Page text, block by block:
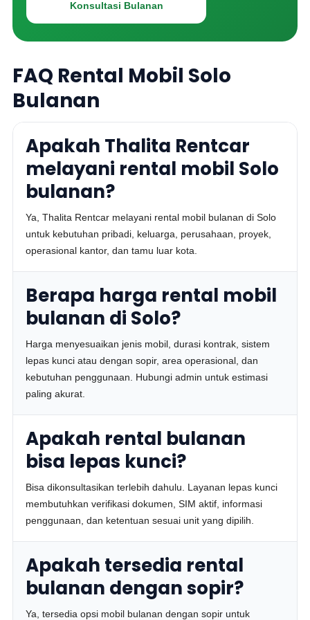
Konsultasi Bulanan
FAQ Rental Mobil Solo
Bulanan
Apakah Thalita Rentcar
melayani rental mobil Solo
bulanan?
Ya, Thalita Rentcar melayani rental mobil bulanan di Solo
untuk kebutuhan pribadi, keluarga, perusahaan, proyek,
operasional kantor, dan tamu luar kota.
Berapa harga rental mobil
bulanan di Solo?
Harga menyesuaikan jenis mobil, durasi kontrak, sistem
lepas kunci atau dengan sopir, area operasional, dan
kebutuhan penggunaan. Hubungi admin untuk estimasi
paling akurat.
Apakah rental bulanan
bisa lepas kunci?
Bisa dikonsultasikan terlebih dahulu. Layanan lepas kunci
membutuhkan verifikasi dokumen, SIM aktif, informasi
penggunaan, dan ketentuan sesuai unit yang dipilih.
Apakah tersedia rental
bulanan dengan sopir?
Ya, tersedia opsi mobil bulanan dengan sopir untuk